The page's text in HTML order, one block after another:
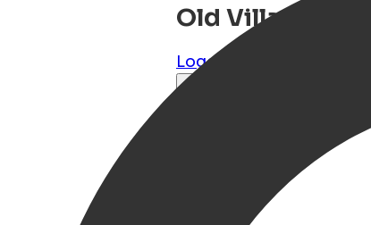
Old Village
Logothetianika